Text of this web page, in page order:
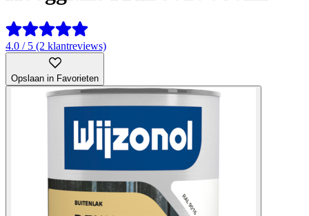
4.0 / 5 (2 klantreviews)
Opslaan in Favorieten